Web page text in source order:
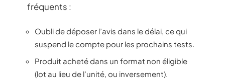
fréquents :
Oubli de déposer l’avis dans le délai, ce qui
suspend le compte pour les prochains tests.
Produit acheté dans un format non éligible
(lot au lieu de l’unité, ou inversement).